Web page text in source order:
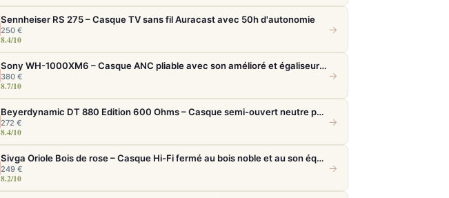
Sennheiser RS 275 – Casque TV sans fil Auracast avec 50h d'autonomie
250 €
8.4/10
→
Sony WH-1000XM6 – Casque ANC pliable avec son amélioré et égaliseur réglable
380 €
8.7/10
→
Beyerdynamic DT 880 Edition 600 Ohms – Casque semi-ouvert neutre pour audiophiles et studio
272 €
8.4/10
→
Sivga Oriole Bois de rose – Casque Hi-Fi fermé au bois noble et au son équilibré
249 €
8.2/10
→